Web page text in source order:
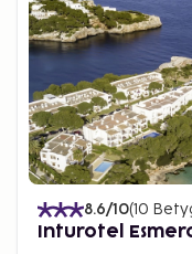
8.6/10(10
Inturotel